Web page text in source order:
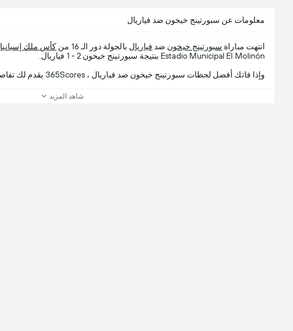
معلومات عن سبورتينج خيخون ضد فياريال
انتهت مباراة سبورتينج خيخون ضد فياريال بالجولة دور الـ 16 من كأس ملك إسبانيا
Estadio Municipal El Molinón بنتيجة سبورتينج خيخون 2 - 1 فياريال.
وإذا فاتك أفضل لحظات سبورتينج خيخون ضد فياريال ، 365Scores يقدم لك تفاصيل المباراة.
شاهد المزيد